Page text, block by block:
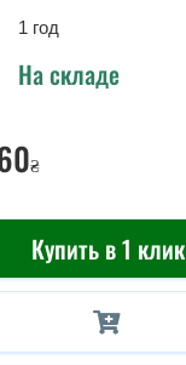
1 год
На складе
₴
Купить в 1 клик